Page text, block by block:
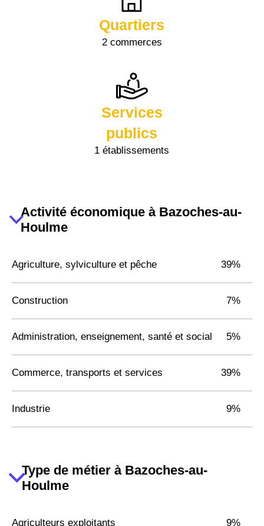
Quartiers
2 commerces
Services
publics
1 établissements
Activité économique à Bazoches-au-
Houlme
Agriculture, sylviculture et pêche 39%
Construction 7%
Administration, enseignement, santé et social 5%
Commerce, transports et services 39%
Industrie 9%
Type de métier à Bazoches-au-
Houlme
Agriculteurs exploitants 9%